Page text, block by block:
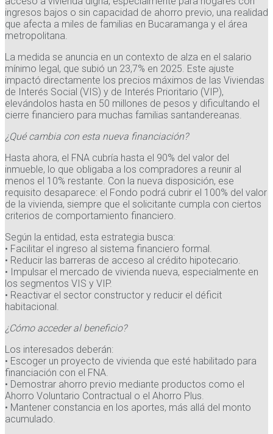
ingresos bajos o sin capacidad de ahorro previo, una realidad
que afecta a miles de familias en Bucaramanga y el área
metropolitana.
La medida se anuncia en un contexto de alza en el salario
mínimo legal, que subió un 23,7% en 2025. Este ajuste
impactó directamente los precios máximos de las Viviendas
de Interés Social (VIS) y de Interés Prioritario (VIP),
elevándolos hasta en 50 millones de pesos y dificultando el
cierre financiero para muchas familias santandereanas.
¿Qué cambia con esta nueva financiación?
Hasta ahora, el FNA cubría hasta el 90% del valor del
inmueble, lo que obligaba a los compradores a reunir al
menos el 10% restante. Con la nueva disposición, ese
requisito desaparece: el Fondo podrá cubrir el 100% del valor
de la vivienda, siempre que el solicitante cumpla con ciertos
criterios de comportamiento financiero.
Según la entidad, esta estrategia busca:
• Facilitar el ingreso al sistema financiero formal.
• Reducir las barreras de acceso al crédito hipotecario.
• Impulsar el mercado de vivienda nueva, especialmente en
los segmentos VIS y VIP.
• Reactivar el sector constructor y reducir el déficit
habitacional.
¿Cómo acceder al beneficio?
Los interesados deberán:
• Escoger un proyecto de vivienda que esté habilitado para
financiación con el FNA.
• Demostrar ahorro previo mediante productos como el
Ahorro Voluntario Contractual o el Ahorro Plus.
• Mantener constancia en los aportes, más allá del monto
acumulado.